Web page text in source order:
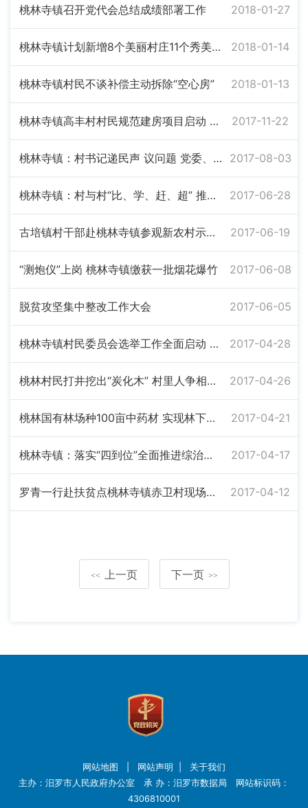
桃林寺镇召开党代会总结成绩部署工作 2018-01-27
桃林寺镇计划新增8个美丽村庄11个秀美屋场 2018-01-14
桃林寺镇村民不谈补偿主动拆除“空心房” 2018-01-13
桃林寺镇高丰村村民规范建房项目启动 打造岳阳示范点 2017-11-22
桃林寺镇：村书记递民声 议问题 党委、政府一一打“收条” 2017-08-03
桃林寺镇：村与村“比、学、赶、超” 推进环境卫生整治工作 2017-06-28
古培镇村干部赴桃林寺镇参观新农村示范点 2017-06-19
“测炮仪”上岗 桃林寺镇缴获一批烟花爆竹 2017-06-08
脱贫攻坚集中整改工作大会 2017-06-05
桃林寺镇村民委员会选举工作全面启动 5万村民将参选投票 2017-04-28
桃林村民打井挖出“炭化木” 村里人争相泡水喝称可治病 2017-04-26
桃林国有林场种100亩中药材 实现林下掘“金” 2017-04-21
桃林寺镇：落实“四到位”全面推进综治民调工作 2017-04-17
罗青一行赴扶贫点桃林寺镇赤卫村现场办公 2017-04-12
<< 上一页 下一页 >>
网站地图 网站声明
关于我们
主办：汨罗市人民政府办公室 承 办：汨罗市数据局 网站标识码：
4306810001